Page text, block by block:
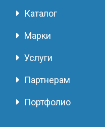
Каталог
Марки
Услуги
Партнерам
Портфолио